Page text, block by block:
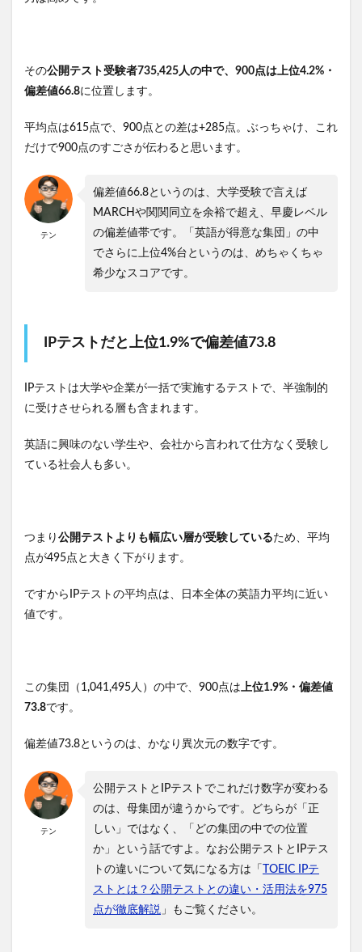
その公開テスト受験者735,425人の中で、900点は上位4.2%・
偏差値66.8に位置します。
平均点は615点で、900点との差は+285点。ぶっちゃけ、これ
だけで900点のすごさが伝わると思います。
テン
偏差値66.8というのは、大学受験で言えば
MARCHや関関同立を余裕で超え、早慶レベル
の偏差値帯です。「英語が得意な集団」の中
でさらに上位4%台というのは、めちゃくちゃ
希少なスコアです。
IPテストだと上位1.9%で偏差値73.8
IPテストは大学や企業が一括で実施するテストで、半強制的
に受けさせられる層も含まれます。
英語に興味のない学生や、会社から言われて仕方なく受験し
ている社会人も多い。
つまり 公開テストよりも幅広い層が受験しているため、平均
点が495点と大きく下がります。
ですからIPテストの平均点は、日本全体の英語力平均に近い
値です。
この集団（1,041,495人）の中で、900点は上位1.9%・偏差値
73.8です。
偏差値73.8というのは、かなり異次元の数字です。
テン
公開テストとIPテストでこれだけ数字が変わる
のは、母集団が違うからです。どちらが「正
しい」ではなく、「どの集団の中での位置
か」という話ですよ。なお公開テストとIPテス
トの違いについて気になる方は「
TOEIC IPテ
ストとは？公開テストとの違い・活用法を975
点が徹底解説 」もご覧ください。